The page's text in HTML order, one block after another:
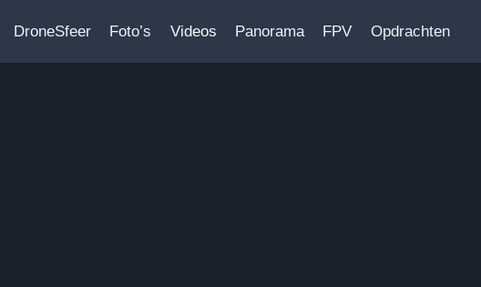
DroneSfeer Foto’s Videos Panorama FPV Opdrachten